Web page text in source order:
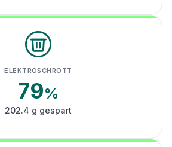
ELEKTROSCHROTT
79%
202.4 g gespart